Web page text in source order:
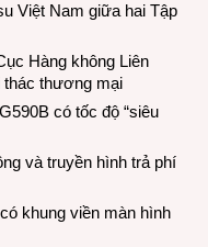
Việt Nam giữa hai Tập
Hàng không Liên
thác thương mại
có tốc độ “siêu
và truyền hình trả phí
khung viền màn hình